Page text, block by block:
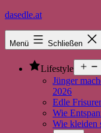
Zum
springen
dasedle.at
Menü Schließen
Lifestyle
Jünger
2026
Edle
Wie
Wie kleiden